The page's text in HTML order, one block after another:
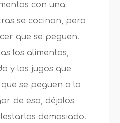
con una
se cocinan, pero
que se peguen.
los alimentos,
y los jugos que
se peguen a la
de eso, déjalos
demasiado.